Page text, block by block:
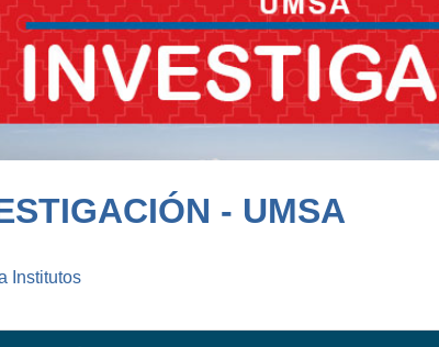
- UMSA
Institutos